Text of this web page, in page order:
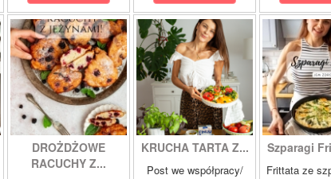
DROŻDŻOWE
RACUCHY Z...
KRUCHA TARTA Z...
Post we współpracy/
Szparagi
Frittata ze